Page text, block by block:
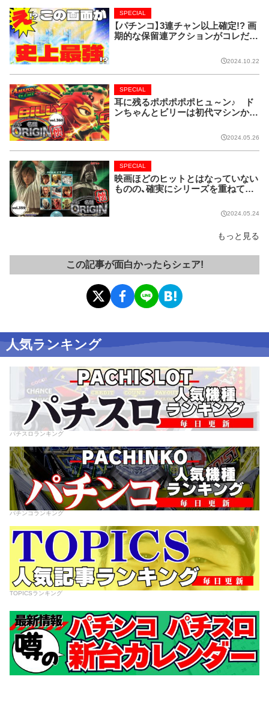
【パチンコ】3連チャン以上確定!? 画
期的な保留連アクションがコレだ!
SPECIAL
2024.10.22
耳に残るポポポポポヒュ～ン♪ ド
ンちゃんとビリーは初代マシンから
SPECIAL
2024.05.26
映画ほどのヒットとはなっていない
ものの、確実にシリーズを重ねてい
SPECIAL
2024.05.24
もっと見る
この記事が面白かったらシェア!
人気ランキング
パチスロランキング
パチンコランキング
TOPICSランキング